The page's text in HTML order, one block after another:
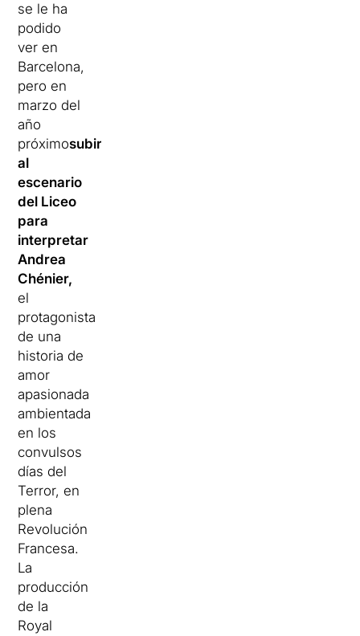
se le ha
podido
ver en
Barcelona,
pero en
marzo del
año
próximosubirá
al
escenario
del Liceo
para
interpretar
Andrea
Chénier,
el
protagonista
de una
historia de
amor
apasionada
ambientada
en los
convulsos
días del
Terror, en
plena
Revolución
Francesa.
La
producción
de la
Royal